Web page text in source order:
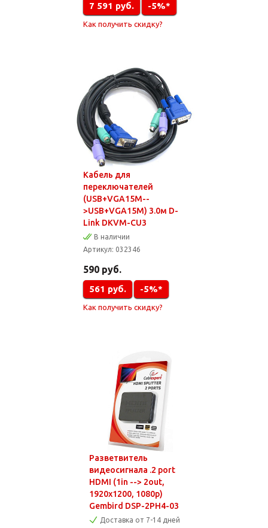
7 591 руб. -5%*
Как получить скидку?
Кабель для
переключателей
(USB+VGA15M--
>USB+VGA15M) 3.0м D-
Link DKVM-CU3
В наличии
Артикул: 032346
590 руб.
561 руб. -5%*
Как получить скидку?
Разветвитель
видеосигнала .2 port
HDMI (1in --> 2out,
1920х1200, 1080p)
Gembird DSP-2PH4-03
Доставка от 7-14 дней